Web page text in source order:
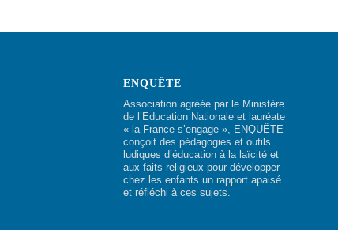
ENQUÊTE
Association agréée par le Ministère
de l’Education Nationale et lauréate
« la France s’engage », ENQUÊTE
conçoit des pédagogies et outils
ludiques d’éducation à la laïcité et
aux faits religieux pour développer
chez les enfants un rapport apaisé
et réfléchi à ces sujets.